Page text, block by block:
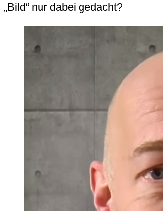
„Bild“ nur dabei gedacht?